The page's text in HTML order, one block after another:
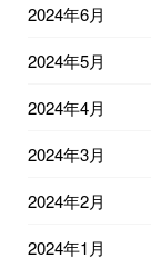
2024年6月
2024年5月
2024年4月
2024年3月
2024年2月
2024年1月